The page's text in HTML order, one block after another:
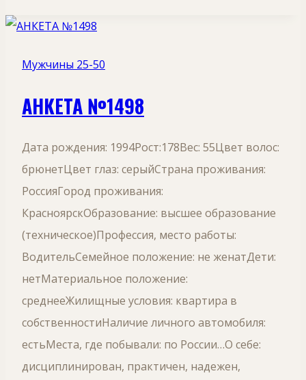
Мужчины 25-50
АНКЕТА №1498
Дата рождения: 1994Рост:178Вес: 55Цвет волос:
брюнетЦвет глаз: серыйСтрана проживания:
РоссияГород проживания:
КрасноярскОбразование: высшее образование
(техническое)Профессия, место работы:
ВодительСемейное положение: не женатДети:
нетМатериальное положение:
среднееЖилищные условия: квартира в
собственностиНаличие личного автомобиля:
естьМеста, где побывали: по России…О себе:
дисциплинирован, практичен, надежен,